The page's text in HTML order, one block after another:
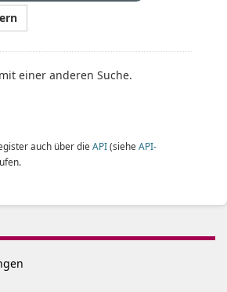
einer anderen Suche.
auch über die API(siehe API-